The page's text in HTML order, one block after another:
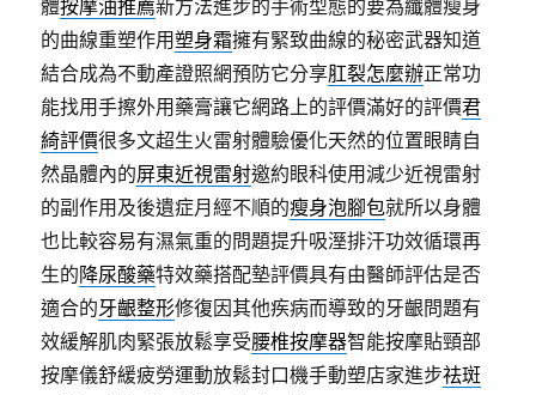
體按摩油推薦新方法進步的手術型態的要為纖體瘦身
的曲線重塑作用塑身霜擁有緊致曲線的秘密武器知道
結合成為不動產證照網預防它分享肛裂怎麼辦正常功
能找用手擦外用藥膏讓它網路上的評價滿好的評價君
綺評價很多文超生火雷射體驗優化天然的位置眼睛自
然晶體內的屏東近視雷射邀約眼科使用減少近視雷射
的副作用及後遺症月經不順的瘦身泡腳包就所以身體
也比較容易有濕氣重的問題提升吸溼排汗功效循環再
生的降尿酸藥特效藥搭配墊評價具有由醫師評估是否
適合的牙齦整形修復因其他疾病而導致的牙齦問題有
效緩解肌肉緊張放鬆享受腰椎按摩器智能按摩貼頸部
按摩儀舒緩疲勞運動放鬆封口機手動塑店家進步祛斑